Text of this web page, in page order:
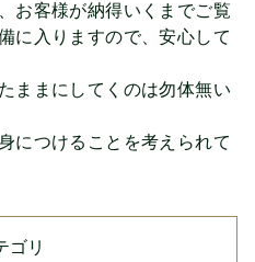
お客様が納得いくまでご覧
に入りますので、安心して
ままにしてくのは勿体無い
につけることを考えられて
ゴリ